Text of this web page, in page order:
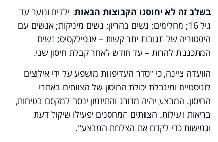
בשלב זה לא יחוסנו הקבוצות הבאות: ילדים ונוער עד
גיל 16; מחלימים; נשים בהריון; נשים מיניקות; אנשים עם
היסטוריה של תגובות יתר קשות – אנפילקסיס; נשים
המתכננות להרות – עד חודש לאחר קבלת חיסון שני.
הוועדה ציינה, כי "סדר העדיפויות מושפע על ידי אילוצים
לוגיסטיים ומיגבלת יכולת החיסון של הצוותים באתרי
החיסון. המבצע יהיה מדורג והתיזמון ינסה למקסם בטיחות,
בריאות ויעילות. הצוותים המחסנים יפעילו שיקול דעת
וגמישות כדי לקדם את הצלחת המבצע".